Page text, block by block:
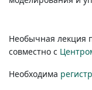
Необычная лекция
совместно с
Необходима